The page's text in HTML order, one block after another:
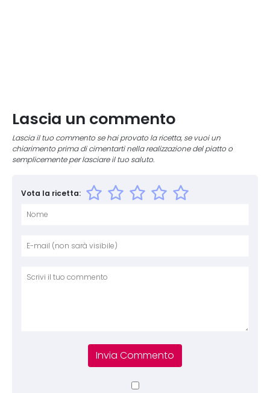
Lascia un commento
Lascia il tuo commento se hai provato la ricetta, se vuoi un
chiarimento prima di cimentarti nella realizzazione del piatto o
semplicemente per lasciare il tuo saluto.
Vota la ricetta: